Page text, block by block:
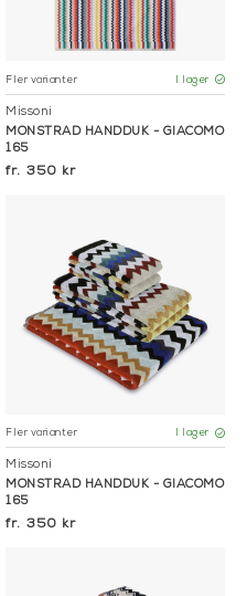
Fler varianter I lager
Missoni
MÖNSTRAD HANDDUK - GIACOMO
165
350 kr
Fler varianter I lager
Missoni
MÖNSTRAD HANDDUK - GIACOMO
165
350 kr